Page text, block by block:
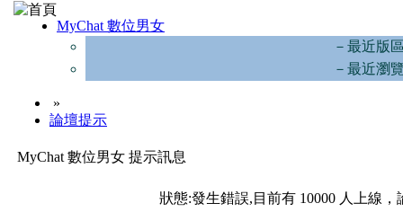
MyChat 數位男女
－最近版
－最近瀏
»
論壇提示
MyChat 數位男女 提示訊息
狀態:發生錯誤,目前有 10000 人上線